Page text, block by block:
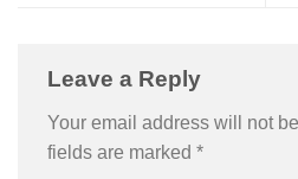
Leave a Reply
Your email address will not
fields are marked *